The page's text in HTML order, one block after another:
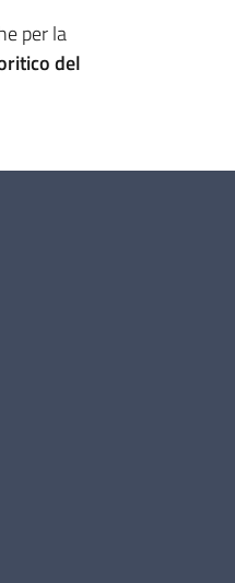
per la
del